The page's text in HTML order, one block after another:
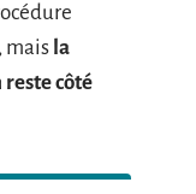
mais la
côté